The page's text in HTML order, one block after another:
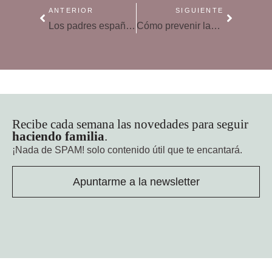
ANTERIOR
Los padres españoles, entre los más protectores del mundo
SIGUIENTE
Cómo prevenir las discusiones en familia esta Navidad
Recibe cada semana las novedades para seguir
haciendo familia.
¡Nada de SPAM! solo contenido útil que te encantará.
Apuntarme a la newsletter